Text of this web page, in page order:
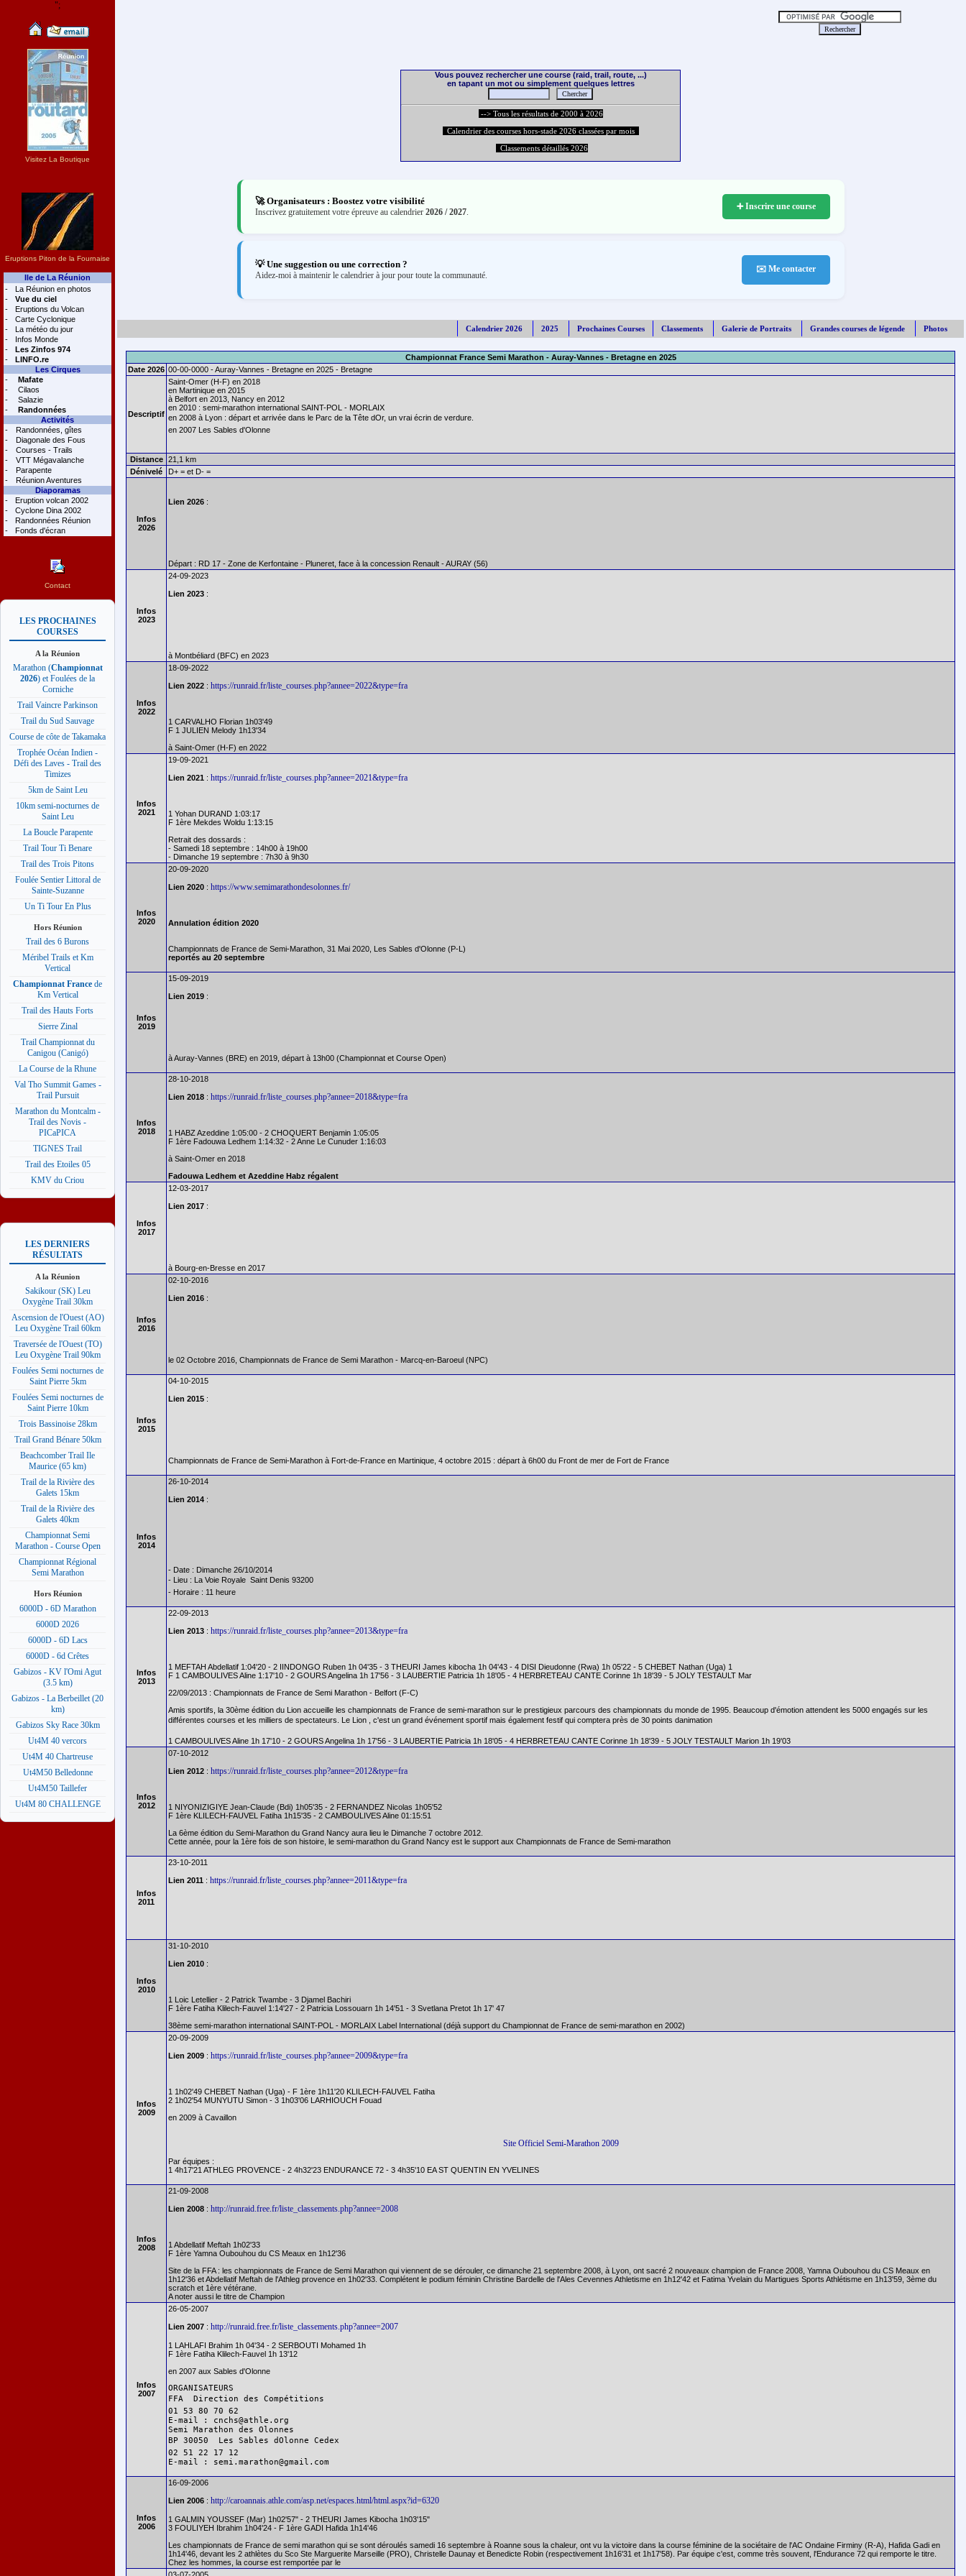
";
Visitez La Boutique
Eruptions Piton de la Fournaise
Ile de La Réunion
-
La Réunion en photos
-
Vue du ciel
-
Eruptions du Volcan
-
Carte Cyclonique
-
La météo du jour
-
Infos Monde
-
Les Zinfos 974
-
LINFO.re
Les Cirques
-
Mafate
-
Cilaos
-
Salazie
-
Randonnées
Activités
-
Randonnées, gîtes
-
Diagonale des Fous
-
Courses - Trails
-
VTT Mégavalanche
-
Parapente
-
Réunion Aventures
Diaporamas
-
Eruption volcan 2002
-
Cyclone Dina 2002
-
Randonnées Réunion
-
Fonds d'écran
Contact
LES PROCHAINES
COURSES
A la Réunion
Marathon (Championnat
2026) et Foulées de la
Corniche
Trail Vaincre Parkinson
Trail du Sud Sauvage
Course de côte de Takamaka
Trophée Océan Indien -
Défi des Laves - Trail des
Timizes
5km de Saint Leu
10km semi-nocturnes de
Saint Leu
La Boucle Parapente
Trail Tour Ti Benare
Trail des Trois Pitons
Foulée Sentier Littoral de
Sainte-Suzanne
Un Ti Tour En Plus
Hors Réunion
Trail des 6 Burons
Méribel Trails et Km
Vertical
Championnat France de
Km Vertical
Trail des Hauts Forts
Sierre Zinal
Trail Championnat du
Canigou (Canigó)
La Course de la Rhune
Val Tho Summit Games -
Trail Pursuit
Marathon du Montcalm -
Trail des Novis -
PICaPICA
TIGNES Trail
Trail des Etoiles 05
KMV du Criou
LES DERNIERS
RÉSULTATS
A la Réunion
Sakikour (SK) Leu
Oxygène Trail 30km
Ascension de l'Ouest (AO)
Leu Oxygène Trail 60km
Traversée de l'Ouest (TO)
Leu Oxygène Trail 90km
Foulées Semi nocturnes de
Saint Pierre 5km
Foulées Semi nocturnes de
Saint Pierre 10km
Trois Bassinoise 28km
Trail Grand Bénare 50km
Beachcomber Trail Ile
Maurice (65 km)
Trail de la Rivière des
Galets 15km
Trail de la Rivière des
Galets 40km
Championnat Semi
Marathon - Course Open
Championnat Régional
Semi Marathon
Hors Réunion
6000D - 6D Marathon
6000D 2026
6000D - 6D Lacs
6000D - 6d Crêtes
Gabizos - KV l'Omi Agut
(3.5 km)
Gabizos - La Berbeillet (20
km)
Gabizos Sky Race 30km
Ut4M 40 vercors
Ut4M 40 Chartreuse
Ut4M50 Belledonne
Ut4M50 Taillefer
Ut4M 80 CHALLENGE
Vous pouvez rechercher une course (raid, trail, route, ...)
en tapant un mot ou simplement quelques lettres
--> Tous les résultats de 2000 à 2026
Calendrier des courses hors-stade 2026 classées par mois
Classements détaillés 2026
🚀 Organisateurs : Boostez votre visibilité
Inscrivez gratuitement votre épreuve au calendrier 2026 / 2027.
➕ Inscrire une course
💡 Une suggestion ou une correction ?
Aidez-moi à maintenir le calendrier à jour pour toute la communauté.
✉️ Me contacter
Calendrier 2026 2025 Prochaines Courses Classements Galerie de Portraits Grandes courses de légende Photos
Championnat France Semi Marathon - Auray-Vannes - Bretagne en 2025
Date 2026 00-00-0000 - Auray-Vannes - Bretagne en 2025 - Bretagne
Descriptif
Saint-Omer (H-F) en 2018
en Martinique en 2015
à Belfort en 2013, Nancy en 2012
en 2010 : semi-marathon international SAINT-POL - MORLAIX
en 2008 à Lyon : départ et arrivée dans le Parc de la Tête dOr, un vrai écrin de verdure.
en 2007 Les Sables d'Olonne
Distance
21,1 km
Dénivelé
D+ = et D- =
Infos
2026
Lien 2026 :
Départ : RD 17 - Zone de Kerfontaine - Pluneret, face à la concession Renault - AURAY (56)
Infos
2023
24-09-2023
Lien 2023 :
à Montbéliard (BFC) en 2023
Infos
2022
18-09-2022
Lien 2022 : https://runraid.fr/liste_courses.php?annee=2022&type=fra
1 CARVALHO Florian 1h03'49
F 1 JULIEN Melody 1h13'34
à Saint-Omer (H-F) en 2022
Infos
2021
19-09-2021
Lien 2021 : https://runraid.fr/liste_courses.php?annee=2021&type=fra
1 Yohan DURAND 1:03:17
F 1ère Mekdes Woldu 1:13:15
Retrait des dossards :
- Samedi 18 septembre : 14h00 à 19h00
- Dimanche 19 septembre : 7h30 à 9h30
Infos
2020
20-09-2020
Lien 2020 : https://www.semimarathondesolonnes.fr/
Annulation édition 2020
Championnats de France de Semi-Marathon, 31 Mai 2020, Les Sables d'Olonne (P-L)
reportés au 20 septembre
Infos
2019
15-09-2019
Lien 2019 :
à Auray-Vannes (BRE) en 2019, départ à 13h00 (Championnat et Course Open)
Infos
2018
28-10-2018
Lien 2018 : https://runraid.fr/liste_courses.php?annee=2018&type=fra
1 HABZ Azeddine 1:05:00 - 2 CHOQUERT Benjamin 1:05:05
F 1ère Fadouwa Ledhem 1:14:32 - 2 Anne Le Cunuder 1:16:03
à Saint-Omer en 2018
Fadouwa Ledhem et Azeddine Habz régalent
Infos
2017
12-03-2017
Lien 2017 :
à Bourg-en-Bresse en 2017
Infos
2016
02-10-2016
Lien 2016 :
le 02 Octobre 2016, Championnats de France de Semi Marathon - Marcq-en-Baroeul (NPC)
Infos
2015
04-10-2015
Lien 2015 :
Championnats de France de Semi-Marathon à Fort-de-France en Martinique, 4 octobre 2015 : départ à 6h00 du Front de mer de Fort de France
Infos
2014
26-10-2014
Lien 2014 :
- Date : Dimanche 26/10/2014
- Lieu : La Voie Royale  Saint Denis 93200
- Horaire : 11 heure
Infos
2013
22-09-2013
Lien 2013 : https://runraid.fr/liste_courses.php?annee=2013&type=fra
1 MEFTAH Abdellatif 1:04'20 - 2 IINDONGO Ruben 1h 04'35 - 3 THEURI James kibocha 1h 04'43 - 4 DISI Dieudonne (Rwa) 1h 05'22 - 5 CHEBET Nathan (Uga) 1
F 1 CAMBOULIVES Aline 1:17'10 - 2 GOURS Angelina 1h 17'56 - 3 LAUBERTIE Patricia 1h 18'05 - 4 HERBRETEAU CANTE Corinne 1h 18'39 - 5 JOLY TESTAULT Mar
22/09/2013 : Championnats de France de Semi Marathon - Belfort (F-C)
Amis sportifs, la 30ème édition du Lion accueille les championnats de France de semi-marathon sur le prestigieux parcours des championnats du monde de 1995. Beaucoup d'émotion attendent les 5000 engagés sur les
différentes courses et les milliers de spectateurs. Le Lion , c'est un grand événement sportif mais également festif qui comptera près de 30 points danimation
1 CAMBOULIVES Aline 1h 17'10 - 2 GOURS Angelina 1h 17'56 - 3 LAUBERTIE Patricia 1h 18'05 - 4 HERBRETEAU CANTE Corinne 1h 18'39 - 5 JOLY TESTAULT Marion 1h 19'03
Infos
2012
07-10-2012
Lien 2012 : https://runraid.fr/liste_courses.php?annee=2012&type=fra
1 NIYONIZIGIYE Jean-Claude (Bdi) 1h05'35 - 2 FERNANDEZ Nicolas 1h05'52
F 1ère KLILECH-FAUVEL Fatiha 1h15'35 - 2 CAMBOULIVES Aline 01:15:51
La 6ème édition du Semi-Marathon du Grand Nancy aura lieu le Dimanche 7 octobre 2012.
Cette année, pour la 1ère fois de son histoire, le semi-marathon du Grand Nancy est le support aux Championnats de France de Semi-marathon
Infos
2011
23-10-2011
Lien 2011 : https://runraid.fr/liste_courses.php?annee=2011&type=fra
Infos
2010
31-10-2010
Lien 2010 :
1 Loic Letellier - 2 Patrick Twambe - 3 Djamel Bachiri
F 1ère Fatiha Klilech-Fauvel 1:14'27 - 2 Patricia Lossouarn 1h 14'51 - 3 Svetlana Pretot 1h 17' 47
38ème semi-marathon international SAINT-POL - MORLAIX Label International (déjà support du Championnat de France de semi-marathon en 2002)
Infos
2009
20-09-2009
Lien 2009 : https://runraid.fr/liste_courses.php?annee=2009&type=fra
1 1h02'49 CHEBET Nathan (Uga) - F 1ère 1h11'20 KLILECH-FAUVEL Fatiha
2 1h02'54 MUNYUTU Simon - 3 1h03'06 LARHIOUCH Fouad
en 2009 à Cavaillon
Site Officiel Semi-Marathon 2009
Par équipes :
1 4h17'21 ATHLEG PROVENCE - 2 4h32'23 ENDURANCE 72 - 3 4h35'10 EA ST QUENTIN EN YVELINES
Infos
2008
21-09-2008
Lien 2008 : http://runraid.free.fr/liste_classements.php?annee=2008
1 Abdellatif Meftah 1h02'33
F 1ère Yamna Oubouhou du CS Meaux en 1h12'36
Site de la FFA : les championnats de France de Semi Marathon qui viennent de se dérouler, ce dimanche 21 septembre 2008, à Lyon, ont sacré 2 nouveaux champion de France 2008, Yamna Oubouhou du CS Meaux en
1h12'36 et Abdellatif Meftah de l'Athleg provence en 1h02'33. Complétent le podium féminin Christine Bardelle de l'Ales Cevennes Athletisme en 1h12'42 et Fatima Yvelain du Martigues Sports Athlétisme en 1h13'59, 3ème du
scratch et 1ère vétérane.
A noter aussi le titre de Champion
Infos
2007
26-05-2007
Lien 2007 : http://runraid.free.fr/liste_classements.php?annee=2007
1 LAHLAFI Brahim 1h 04'34 - 2 SERBOUTI Mohamed 1h
F 1ère Fatiha Klilech-Fauvel 1h 13'12
en 2007 aux Sables d'Olonne
ORGANISATEURS
FFA  Direction des Compétitions
01 53 80 70 62
E-mail : cnchs@athle.org
Semi Marathon des Olonnes
BP 30050  Les Sables dOlonne Cedex
02 51 22 17 12
Infos
2006
16-09-2006
Lien 2006 : http://caroannais.athle.com/asp.net/espaces.html/html.aspx?id=6320
1 GALMIN YOUSSEF (Mar) 1h02'57" - 2 THEURI James Kibocha 1h03'15"
3 FOULIYEH Ibrahim 1h04'24 - F 1ère GADI Hafida 1h14'46
Les championnats de France de semi marathon qui se sont déroulés samedi 16 septembre à Roanne sous la chaleur, ont vu la victoire dans la course féminine de la sociétaire de l'AC Ondaine Firminy (R-A), Hafida Gadi en
1h14'46, devant les 2 athlètes du Sco Ste Marguerite Marseille (PRO), Christelle Daunay et Benedicte Robin (respectivement 1h16'31 et 1h17'58). Par équipe c'est, comme très souvent, l'Endurance 72 qui remporte le titre.
Chez les hommes, la course est remportée par le